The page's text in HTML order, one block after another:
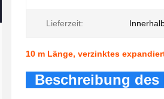
Lieferzeit:
10 m Länge, verzinktes
Beschreibung